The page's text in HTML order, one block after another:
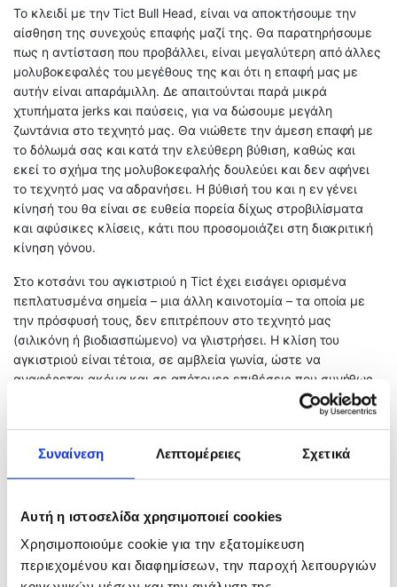
Συναίνεση Λεπτομέρειες Σχετικά
Αυτή η ιστοσελίδα χρησιμοποιεί cookies
Χρησιμοποιούμε cookie για την εξατομίκευση
περιεχομένου και διαφημίσεων, την παροχή λειτουργιών
To κλειδί με την Tict Bull Head, είναι να αποκτήσουμε την
αίσθηση της συνεχούς επαφής μαζί της. Θα παρατηρήσουμε
πως η αντίσταση που προβάλλει, είναι μεγαλύτερη από άλλες
μολυβοκεφαλές του μεγέθους της και ότι η επαφή μας με
αυτήν είναι απαράμιλλη. Δε απαιτούνται παρά μικρά
χτυπήματα jerks και παύσεις, για να δώσουμε μεγάλη
ζωντάνια στο τεχνητό μας. Θα νιώθετε την άμεση επαφή με
το δόλωμά σας και κατά την ελεύθερη βύθιση, καθώς και
εκεί το σχήμα της μολυβοκεφαλής δουλεύει και δεν αφήνει
το τεχνητό μας να αδρανήσει. Η βύθισή του και η εν γένει
κίνησή του θα είναι σε ευθεία πορεία δίχως στροβιλίσματα
και αφύσικες κλίσεις, κάτι που προσομοιάζει στη διακριτική
κίνηση γόνου.
Στο κοτσάνι του αγκιστριού η Tict έχει εισάγει ορισμένα
πεπλατυσμένα σημεία – μια άλλη καινοτομία – τα οποία με
την πρόσφυσή τους, δεν επιτρέπουν στο τεχνητό μας
(σιλικόνη ή βιοδιασπώμενο) να γλιστρήσει. Η κλίση του
αγκιστριού είναι τέτοια, σε αμβλεία γωνία, ώστε να
αναφέρεται ακόμα και σε απότομες επιθέσεις που συνήθως
αποτυχαίνουν να καρφώσουν το ψάρι. Καθώς το αρπάδι κοιτά
εταιρίες που ασχολούνται με την παραγωγή πολύ λεπτών
εργαλείων και έχει γίνει σιγά σιγά η κυρίαρχη τάση. Δε θα
προσφέρει τη μέγιστη διάτρηση. Η μεγάλη ποσότητα άνθρακα
στο αγκίστρι των μολυβοκεφαλών Bull Hear, το κάνουν λεπτό